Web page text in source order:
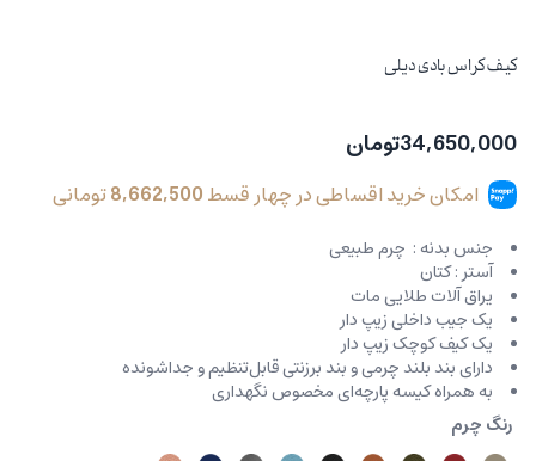
کیف کراس بادی دیلی
34,650,000تومان
امکان خرید اقساطی در چهار قسط8,662,500تومانی
جنس بدنه : چرم طبیعی
آستر : کتان
یراق آلات طلایی مات
یک جیب داخلی زیپ دار
یک کیف کوچک زیپ دار
دارای بند بلند چرمی و بند برزنتی قابل‌تنظیم و جداشونده
به همراه کیسه پارچه‌ای مخصوص نگهداری
رنگ چرم